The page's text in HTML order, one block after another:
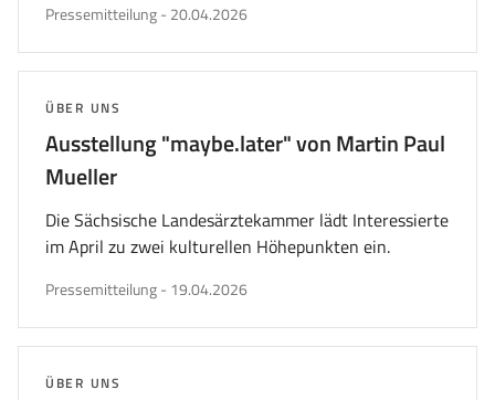
Pressemitteilungveröffentlicht
- 20.04.2026
Ausstellung "maybe.later" von Martin Paul
Mueller
THEMA:
ÜBER UNS
Die Sächsische Landesärztekammer lädt Interessierte
im April zu zwei kulturellen Höhepunkten ein.
Pressemitteilungveröffentlicht
- 19.04.2026
THEMA:
ÜBER UNS